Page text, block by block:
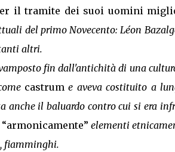
il tramite dei suoi uomini
del primo Novecento: Léon
altri.
fin dall'antichità di una
castrume aveva costituito a
anche il baluardo contro cui si era
“armonicamente” elementi
fiamminghi.